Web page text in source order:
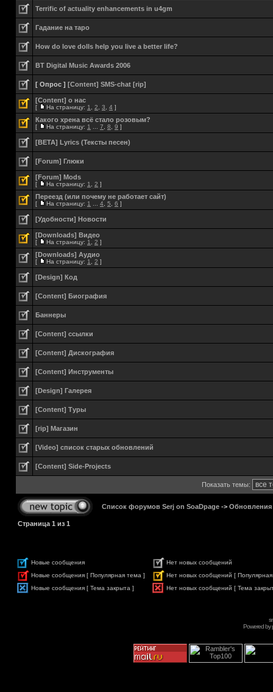
Terrific of actuality enhancements in u4gm
Гадание на таро
How do love dolls help you live a better life?
BT Digital Music Awards 2006
[ Опрос ] [Content] SMS-chat [rip]
[Content] о нас
[ На страницу: 1 2 3 4 ]
Какого хрена всё стало розовым?
[ На страницу: 1 7 8 9 ]
[BETA] Lyrics (Тексты песен)
[Forum] Глюки
[Forum] Mods
[ На страницу: 1 2 ]
Переезд (или почему не работает сайт)
[ На страницу: 1 4 5 6 ]
[Удобности] Новости
[Downloads] Видео
[ На страницу: 1 2 ]
[Downloads] Аудио
[ На страницу: 1 2 ]
[Design] Код
[Content] Биография
Баннеры
[Content] ссылки
[Content] Дискография
[Content] Инструменты
[Design] Галерея
[Content] Туры
[rip] Магазин
[Video] список старых обновлений
[Content] Side-Projects
Показать темы:
Список форумов Serj on SoaDpage -> Обновления
Страница 1 из 1
Новые сообщения
Нет новых сообщений
Новые сообщения [ Популярная тема ]
Нет новых сообщений [
Новые сообщения [ Тема закрыта ]
Нет новых сообщений [ Тема
Powered by